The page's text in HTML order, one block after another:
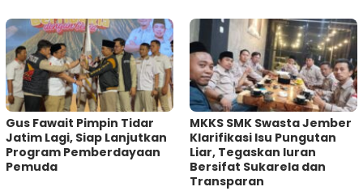
Gus Fawait Pimpin Tidar
Jatim Lagi, Siap Lanjutkan
Program Pemberdayaan
Pemuda
MKKS SMK Swasta Jember
Klarifikasi Isu Pungutan
Liar, Tegaskan Iuran
Bersifat Sukarela dan
Transparan